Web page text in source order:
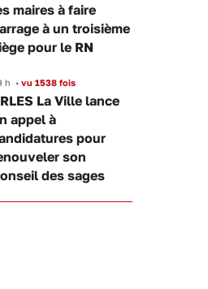
maires à faire
à un troisième
pour le RN
h • vu 1538 fois
La Ville lance
appel à
pour
son
des sages